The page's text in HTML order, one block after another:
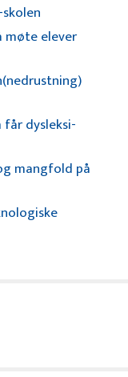
møte elever
får dysleksi-
mangfold på